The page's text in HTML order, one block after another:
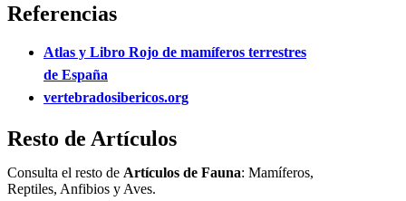
Referencias
Atlas y Libro Rojo de mamíferos terrestres
de España
vertebradosibericos.org
Resto de Artículos
Consulta el resto de Artículos de Fauna: Mamíferos,
Reptiles, Anfibios y Aves.